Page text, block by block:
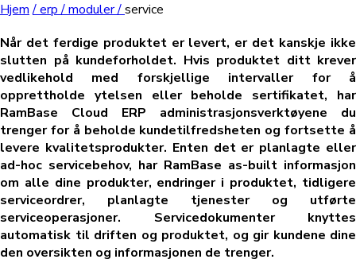
Hjem /erp /moduler /service
Når det ferdige produktet er levert, er det kanskje ikke
slutten på kundeforholdet. Hvis produktet ditt krever
vedlikehold med forskjellige intervaller for å
opprettholde ytelsen eller beholde sertifikatet, har
RamBase Cloud ERP administrasjonsverktøyene du
trenger for å beholde kundetilfredsheten og fortsette å
levere kvalitetsprodukter. Enten det er planlagte eller
ad-hoc servicebehov, har RamBase as-built informasjon
om alle dine produkter, endringer i produktet, tidligere
serviceordrer, planlagte tjenester og utførte
serviceoperasjoner. Servicedokumenter knyttes
automatisk til driften og produktet, og gir kundene dine
den oversikten og informasjonen de trenger.